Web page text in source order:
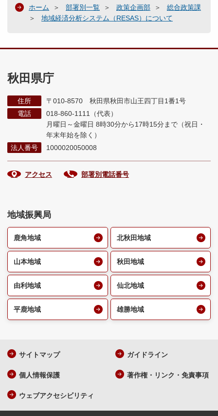
ホーム 部署別一覧 政策企画部
総合政策課
地域経済分析システム（RESAS）について
秋田県庁
住所
〒010-8570 秋田県秋田市山王四丁目1番1号
電話
018-860-1111（代表）
月曜日～金曜日 8時30分から17時15分まで （祝日・
年末年始を除く）
法人番号
1000020050008
アクセス 部署別電話番号
地域振興局
鹿角地域 北秋田地域
山本地域 秋田地域
由利地域 仙北地域
平鹿地域 雄勝地域
サイトマップ ガイドライン
個人情報保護 著作権・リンク・免責事項
ウェブアクセシビリティ